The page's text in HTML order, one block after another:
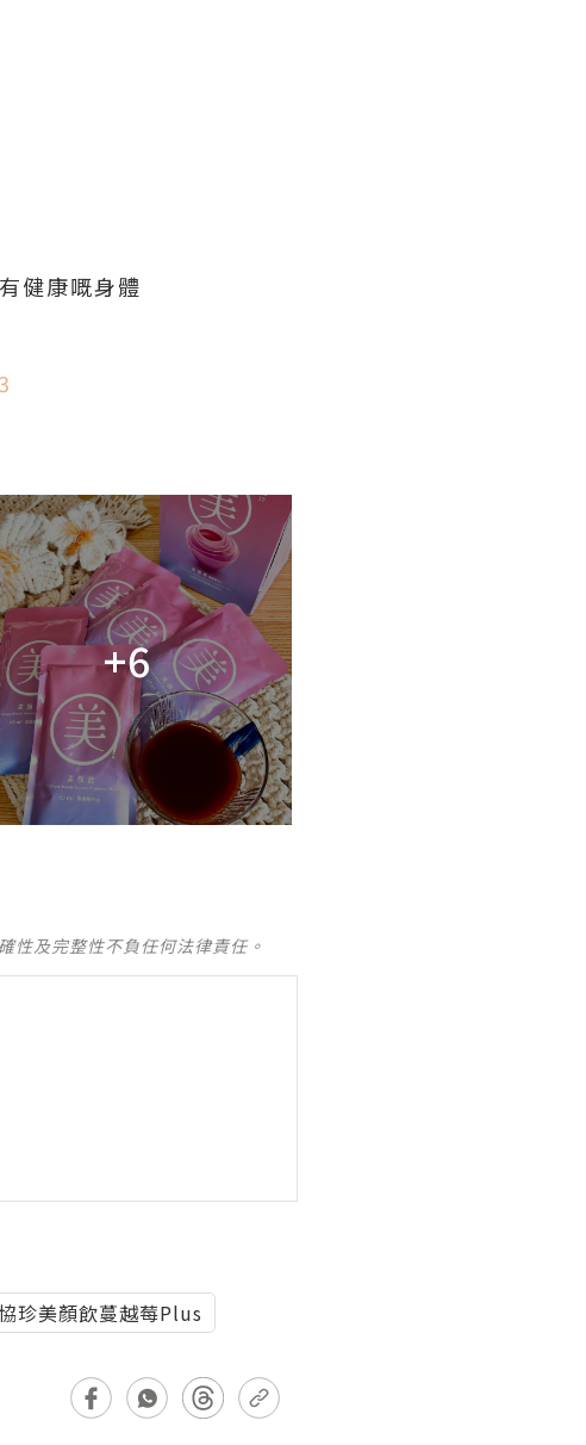
健康嘅身體
+6
性及完整性不負任何法律責任。
珍美顏飲蔓越莓Plus